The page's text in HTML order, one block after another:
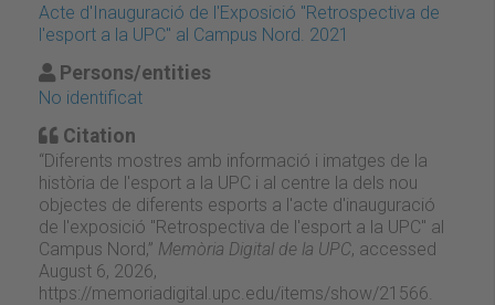
Acte d'Inauguració de l'Exposició "Retrospectiva de
l'esport a la UPC" al Campus Nord. 2021
Persons/entities
No identificat
Citation
“Diferents mostres amb informació i imatges de la
història de l'esport a la UPC i al centre la dels nou
objectes de diferents esports a l'acte d'inauguració
de l'exposició "Retrospectiva de l'esport a la UPC" al
Campus Nord,” Memòria Digital de la UPC, accessed
August 6, 2026,
https://memoriadigital.upc.edu/items/show/21566